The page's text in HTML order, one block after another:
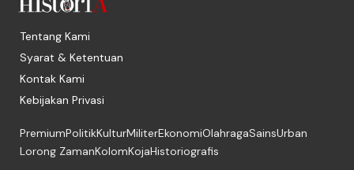
Tentang Kami
Syarat & Ketentuan
Kontak Kami
Kebijakan Privasi
PremiumPolitikKulturMiliterEkonomiOlahragaSainsUrban
Lorong ZamanKolomKojaHistoriografis